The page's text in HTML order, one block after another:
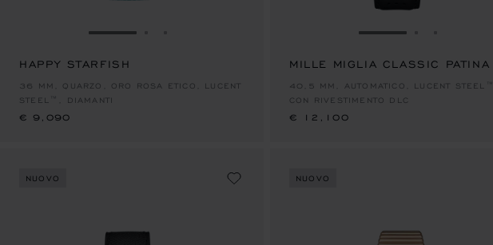
VAI ALLA SLIDE 1
HAPPY STARFISH
36 MM, QUARZO, ORO ROSA ETICO, LUCENT
STEEL™, DIAMANTI
€ 9,090
VAI ALLA SLIDE 1
MILLE MIGLIA CLASSIC PATINA
40,5 MM, AUTOMATICO, LUCENT STEEL™
CON RIVESTIMENTO DLC
€ 12,100
NUOVO NUOVO